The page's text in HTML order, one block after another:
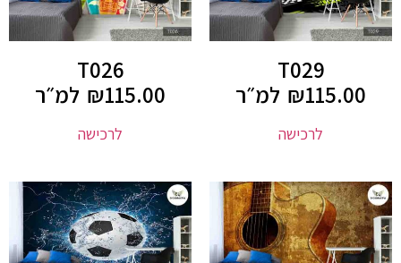
T029
₪115.00 למ״ר
לרכישה
T026
₪115.00 למ״ר
לרכישה